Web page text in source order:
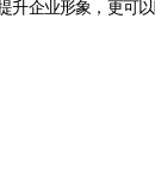
升企业形象，更可